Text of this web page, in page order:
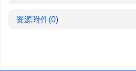
资源附件(0)